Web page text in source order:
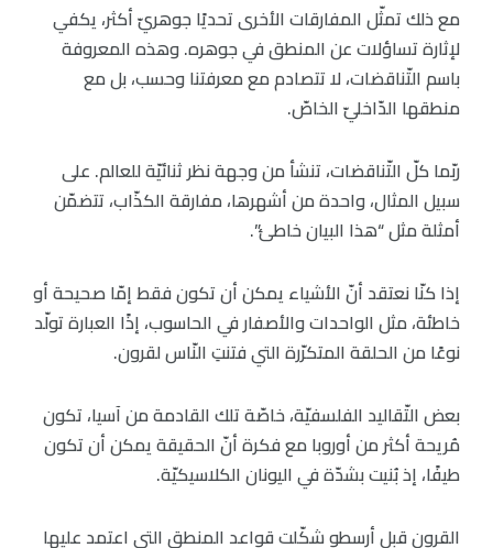
مع ذلك تمثّل المفارقات الأخرى تحديًا جوهريّ أكثر، يكفي
لإثارة تساؤلات عن المنطق في جوهره. وهذه المعروفة
باسم التّناقضات، لا تتصادم مع معرفتنا وحسب، بل مع
منطقها الدّاخليّ الخاصّ.
ربّما كلّ التّناقضات، تنشأ من وجهة نظر ثنائيّة للعالم. على
سبيل المثال، واحدة من أشهرها، مفارقة الكذّاب، تتضمّن
أمثلة مثل “هذا البيان خاطئ”.
إذا كنّا نعتقد أنّ الأشياء يمكن أن تكون فقط إمّا صحيحة أو
خاطئة، مثل الواحدات والأصفار في الحاسوب، إذًا العبارة تولّد
نوعًا من الحلقة المتكرّرة التي فتنتِ النّاس لقرون.
بعض التّقاليد الفلسفيّة، خاصّة تلك القادمة من آسيا، تكون
مُريحة أكثر من أوروبا مع فكرة أنّ الحقيقة يمكن أن تكون
طيفًا، إذ بُنيت بشدّة في اليونان الكلاسيكيّة.
القرون قبل أرسطو شكّلت قواعد المنطق التي اعتمد عليها